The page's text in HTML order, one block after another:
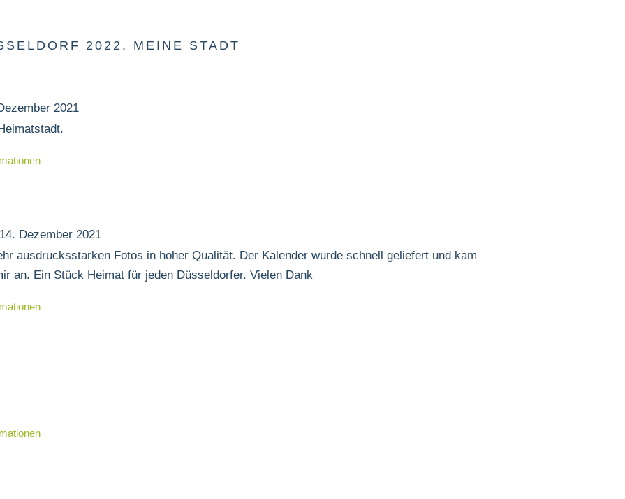
2022, MEINE STADT
2021
14. Dezember 2021
ausdrucksstarken Fotos in hoher Qualität. Der Kalender wurde schnell geliefert und kam
an. Ein Stück Heimat für jeden Düsseldorfer. Vielen Dank